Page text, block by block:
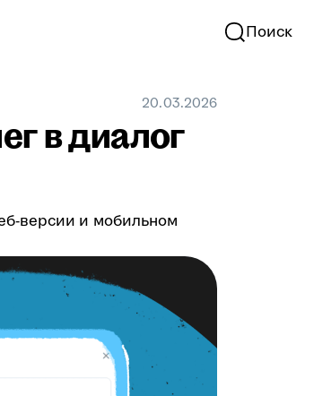
Поиск
20.03.2026
в диалог
версии и мобильном